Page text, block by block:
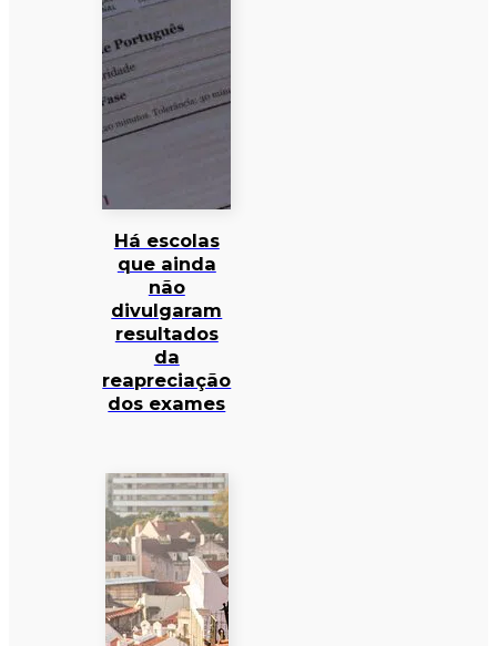
Há escolas
que ainda
não
divulgaram
resultados
da
reapreciação
dos exames